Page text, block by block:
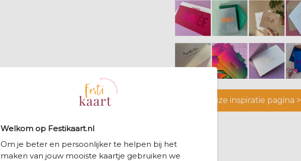
Bekijk onze inspiratie pagina >
Welkom op Festikaart.nl
Om je beter en persoonlijker te helpen bij het
maken van jouw mooiste kaartje gebruiken we